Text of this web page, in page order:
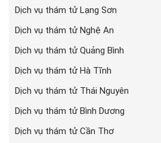
Dịch vụ thám tử Lạng Sơn
Dịch vụ thám tử Nghệ An
Dịch vụ thám tử Quảng Bình
Dịch vụ thám tử Hà Tĩnh
Dịch vụ thám tử Thái Nguyên
Dịch vụ thám tử Bình Dương
Dịch vụ thám tử Cần Thơ